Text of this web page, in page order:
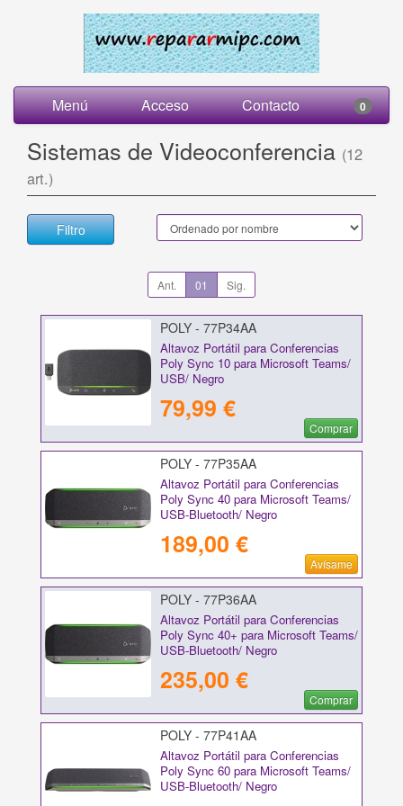
Menú Acceso Contacto 0
Sistemas de Videoconferencia (12
art.)
Filtro
Ant. 01 Sig.
POLY - 77P34AA
Altavoz Portátil para Conferencias
Poly Sync 10 para Microsoft Teams/
USB/ Negro
79,99 €
Comprar
POLY - 77P35AA
Altavoz Portátil para Conferencias
Poly Sync 40 para Microsoft Teams/
USB-Bluetooth/ Negro
189,00 €
Avísame
POLY - 77P36AA
Altavoz Portátil para Conferencias
Poly Sync 40+ para Microsoft Teams/
USB-Bluetooth/ Negro
235,00 €
Comprar
POLY - 77P41AA
Altavoz Portátil para Conferencias
Poly Sync 60 para Microsoft Teams/
USB-Bluetooth/ Negro